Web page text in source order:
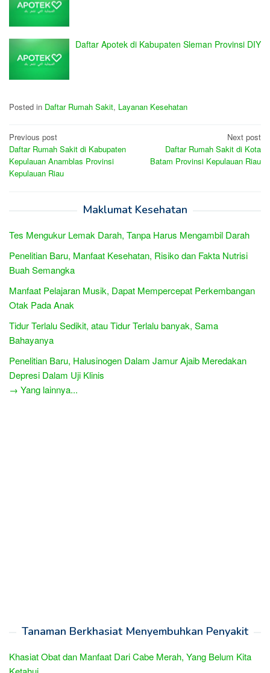
Daftar Apotek di Kabupaten Sleman Provinsi DIY
Posted in Daftar Rumah Sakit, Layanan Kesehatan
Post
navigation
Previous post
Daftar Rumah Sakit di Kabupaten
Kepulauan Anamblas Provinsi
Kepulauan Riau
Next post
Daftar Rumah Sakit di Kota
Batam Provinsi Kepulauan Riau
Maklumat Kesehatan
Tes Mengukur Lemak Darah, Tanpa Harus Mengambil Darah
Penelitian Baru, Manfaat Kesehatan, Risiko dan Fakta Nutrisi
Buah Semangka
Manfaat Pelajaran Musik, Dapat Mempercepat Perkembangan
Otak Pada Anak
Tidur Terlalu Sedikit, atau Tidur Terlalu banyak, Sama
Bahayanya
Penelitian Baru, Halusinogen Dalam Jamur Ajaib Meredakan
Depresi Dalam Uji Klinis
→ Yang lainnya...
Tanaman Berkhasiat Menyembuhkan Penyakit
Khasiat Obat dan Manfaat Dari Cabe Merah, Yang Belum Kita